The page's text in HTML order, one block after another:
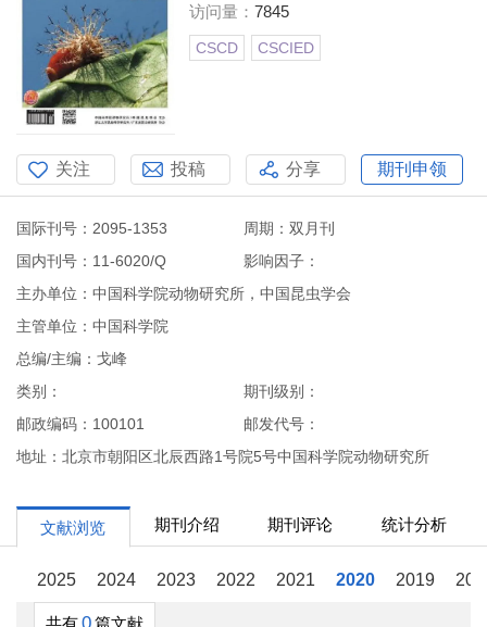
访问量： 7845
CSCD CSCIED
关注 投稿 分享 期刊申领
国际刊号：2095-1353
周期：双月刊
国内刊号：11-6020/Q
影响因子：
主办单位：中国科学院动物研究所，中国昆虫学会
主管单位：中国科学院
总编/主编：戈峰
类别：
期刊级别：
邮政编码：100101
邮发代号：
地址：北京市朝阳区北辰西路1号院5号中国科学院动物研究所
文献浏览 期刊介绍 期刊评论 统计分析
2025 2024 2023 2022 2021 2020 2019
共有0篇文献